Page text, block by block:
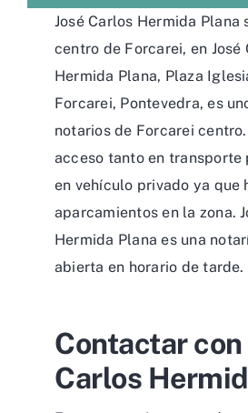
José Carlos Hermida Plana
centro de Forcarei, en José
Hermida Plana, Plaza
Forcarei, Pontevedra, es
notarios de Forcarei
acceso tanto en transporte
en vehículo privado ya que
aparcamientos en la zona.
Hermida Plana es una
abierta en horario de tarde.
Contactar con
Carlos